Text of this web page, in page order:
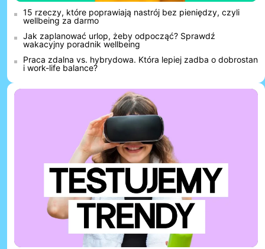
15 rzeczy, które poprawiają nastrój bez pieniędzy, czyli
wellbeing za darmo
Jak zaplanować urlop, żeby odpocząć? Sprawdź
wakacyjny poradnik wellbeing
Praca zdalna vs. hybrydowa. Która lepiej zadba o dobrostan
i work-life balance?